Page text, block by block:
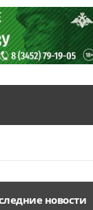
новости